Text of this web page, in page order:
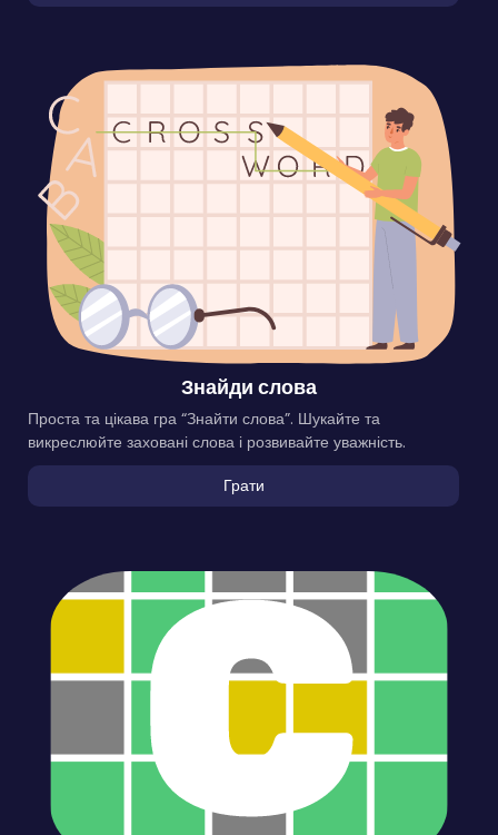
Знайди слова
Проста та цікава гра “Знайти слова”. Шукайте та
викреслюйте заховані слова і розвивайте уважність.
Грати